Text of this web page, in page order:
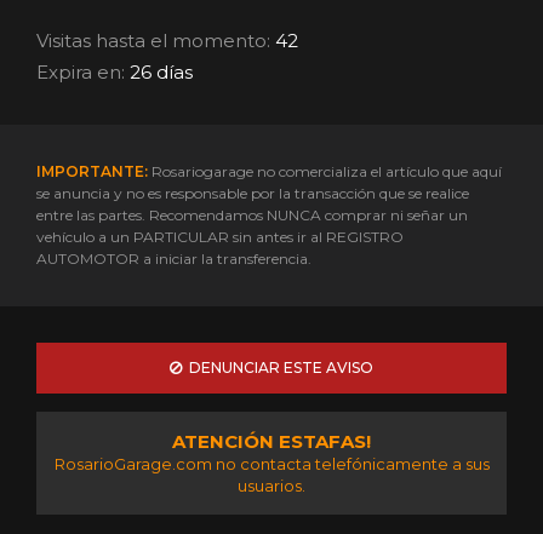
Visitas hasta el momento: 42
Expira en: 26 días
IMPORTANTE: Rosariogarage no comercializa el artículo que aquí
se anuncia y no es responsable por la transacción que se realice
entre las partes. Recomendamos NUNCA comprar ni señar un
vehículo a un PARTICULAR sin antes ir al REGISTRO
AUTOMOTOR a iniciar la transferencia.
DENUNCIAR ESTE AVISO
ATENCIÓN ESTAFAS!
RosarioGarage.com no contacta telefónicamente a sus
usuarios.